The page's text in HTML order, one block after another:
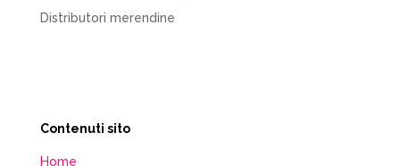
Distributori merendine
Contenuti sito
Home